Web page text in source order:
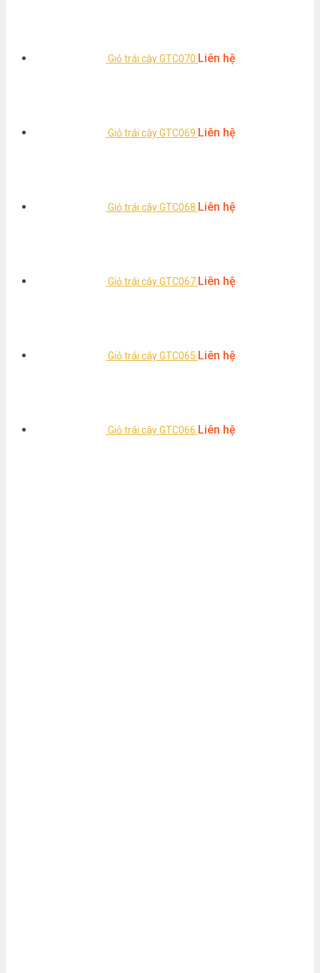
Giỏ trái cây GTC070 Liên hệ
Giỏ trái cây GTC069 Liên hệ
Giỏ trái cây GTC068 Liên hệ
Giỏ trái cây GTC067 Liên hệ
Giỏ trái cây GTC065 Liên hệ
Giỏ trái cây GTC066 Liên hệ